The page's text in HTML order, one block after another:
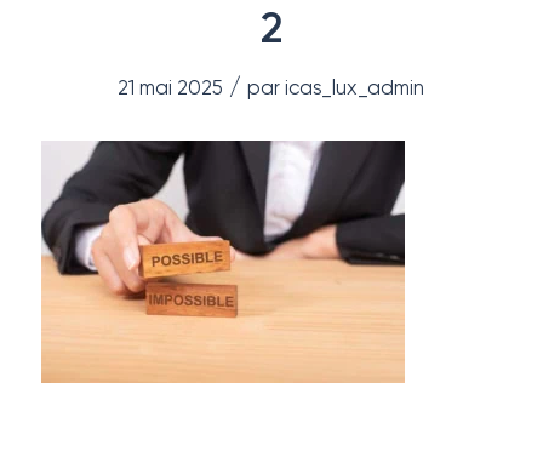
2
21 mai 2025 / paricas_lux_admin